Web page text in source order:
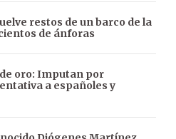
restos de un barco de la
de ánforas
oro: Imputan por
a españoles y